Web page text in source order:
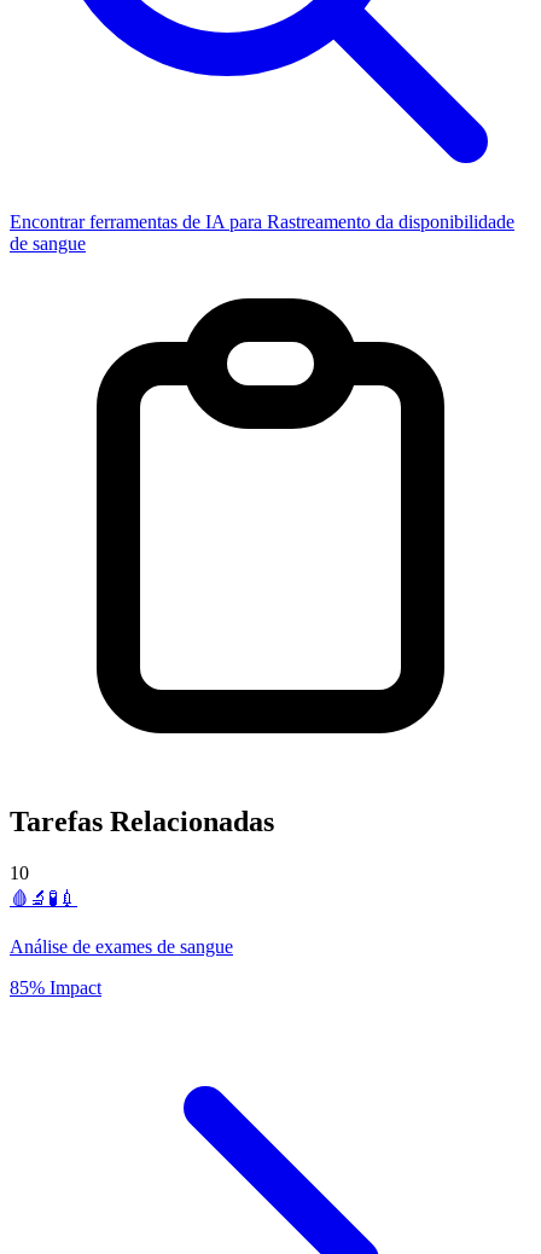
Encontrar ferramentas de IA para Rastreamento da disponibilidade
de sangue
Tarefas Relacionadas
10
🩸🔬🧪💉
Análise de exames de sangue
85% Impact